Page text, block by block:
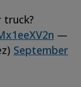
truck?
—
September